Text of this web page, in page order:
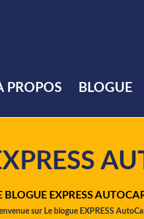
PROPOS BLOGUE
BLOGUE EXPRESS
sur Le blogue EXPRESS